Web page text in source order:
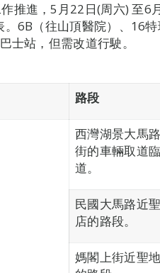
推進，5月22日(周六) 至6
6B（往山頂醫院）、16特
士站，但需改道行駛。
路段
西灣湖景大馬
街的車輛取道
道。
民國大馬路近
店的路段。
媽閣上街近聖